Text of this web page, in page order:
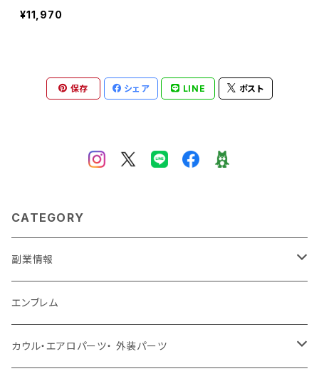
リアリーフスプリングリアコ
ムダブルシャックル フォード
¥11,970
保存 シェア LINE ポスト
CATEGORY
副業情報
せどり
古着系
コンテンツビジネス
エンブレム
カウル・エアロパーツ・ 外装パーツ